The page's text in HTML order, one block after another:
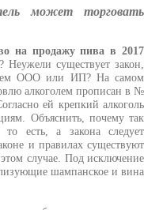
может торговать
на продажу пива в 2017
Неужели существует закон,
ООО или ИП? На самом
алкоголем прописан в №
ей крепкий алкоголь
Объяснить, почему так
есть, а закона следует
и правилах существуют
случае. Под исключение
шампанское и вина